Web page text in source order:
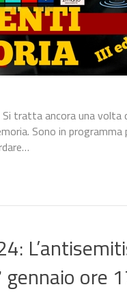
tratta ancora una
Sono in
ore